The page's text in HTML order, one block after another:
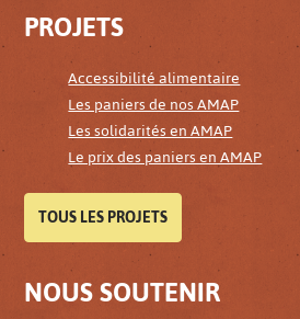
PROJETS
Accessibilité alimentaire
Les paniers de nos AMAP
Les solidarités en AMAP
Le prix des paniers en AMAP
TOUS LES PROJETS
NOUS SOUTENIR